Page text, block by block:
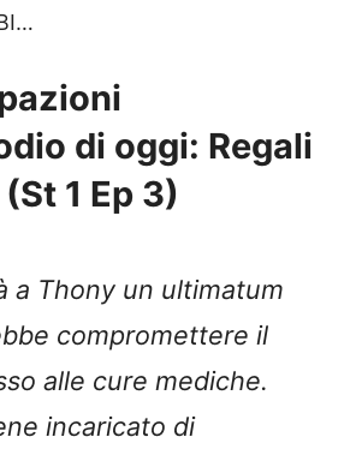
di oggi: Regali
1 Ep 3)
a Thony un ultimatum
compromettere il
alle cure mediche.
incaricato di